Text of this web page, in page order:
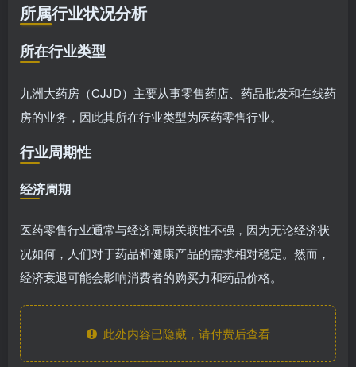
所属行业状况分析
所在行业类型
九洲大药房（CJJD）主要从事零售药店、药品批发和在线药
房的业务，因此其所在行业类型为医药零售行业。
行业周期性
经济周期
医药零售行业通常与经济周期关联性不强，因为无论经济状
况如何，人们对于药品和健康产品的需求相对稳定。然而，
经济衰退可能会影响消费者的购买力和药品价格。
此处内容已隐藏，请付费后查看